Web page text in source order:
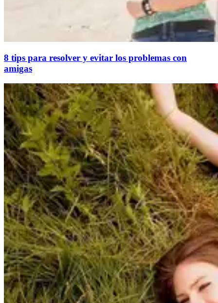
8 tips para resolver y evitar los problemas con
amigas